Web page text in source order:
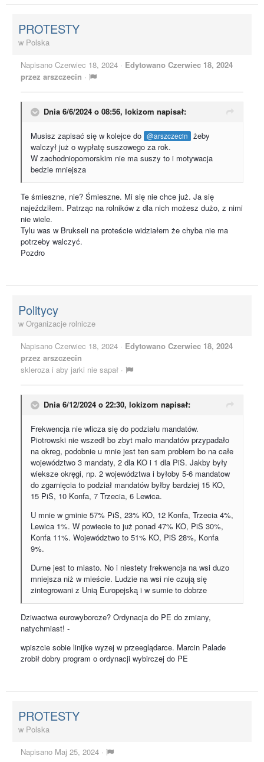
PROTESTY
w Polska
Napisano Czerwiec 18, 2024 · Edytowano Czerwiec 18, 2024
przez arszczecin ·
Dnia 6/6/2024 o 08:56, lokizom napisał:
Musisz zapisać się w kolejce do @arszczecin
żeby
walczył już o wypłatę suszowego za rok.
W zachodniopomorskim nie ma suszy to i motywacja
bedzie mniejsza
Te śmieszne, nie? Śmieszne. Mi się nie chce już. Ja się
najeździłem. Patrząc na rolników z dla nich możesz dużo, z nimi
nie wiele.
Tylu was w Brukseli na proteście widziałem że chyba nie ma
potrzeby walczyć.
Pozdro
Politycy
w Organizacje rolnicze
Napisano Czerwiec 18, 2024 · Edytowano Czerwiec 18, 2024
przez arszczecin
skleroza i aby jarki nie sapał ·
Dnia 6/12/2024 o 22:30, lokizom napisał:
Frekwencja nie wlicza się do podziału mandatów.
Piotrowski nie wszedł bo zbyt mało mandatów przypadało
na okreg, podobnie u mnie jest ten sam problem bo na całe
województwo 3 mandaty, 2 dla KO i 1 dla PiS. Jakby były
wieksze okręgi, np. 2 województwa i byłoby 5-6 mandatow
do zgarnięcia to podział mandatów byłby bardziej 15 KO,
15 PiS, 10 Konfa, 7 Trzecia, 6 Lewica.
U mnie w gminie 57% PiS, 23% KO, 12 Konfa, Trzecia 4%,
Lewica 1%. W powiecie to już ponad 47% KO, PiS 30%,
Konfa 11%. Województwo to 51% KO, PiS 28%, Konfa
9%.
Durne jest to miasto. No i niestety frekwencja na wsi duzo
mniejsza niż w mieście. Ludzie na wsi nie czują się
zintegrowani z Unią Europejską i w sumie to dobrze
Dziwactwa eurowyborcze? Ordynacja do PE do zmiany,
natychmiast! -
wpiszcie sobie linijke wyzej w przeeglądarce. Marcin Palade
zrobił dobry program o ordynacji wybirczej do PE
PROTESTY
w Polska
Napisano Maj 25, 2024 ·